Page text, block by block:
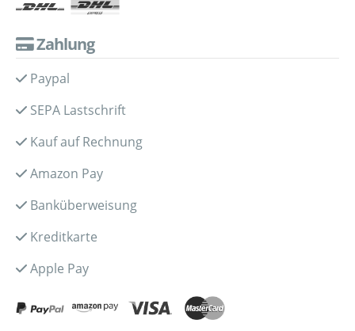
Zahlung
Paypal
SEPA Lastschrift
Kauf auf Rechnung
Amazon Pay
Banküberweisung
Kreditkarte
Apple Pay